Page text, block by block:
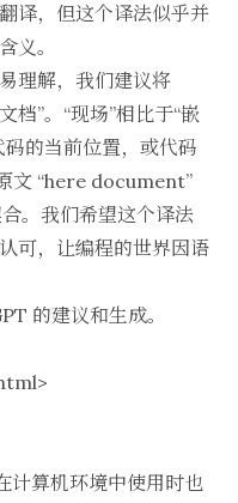
译，但这个译法似乎并
义。
理解，我们建议将
档”。“现场”相比于“嵌
的当前位置，或代码
文 “here document”
。我们希望这个译法
可，让编程的世界因语
的建议和生成。
计算机环境中使用时也